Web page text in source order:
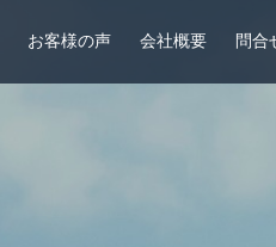
お客様の声 会社概要 問合